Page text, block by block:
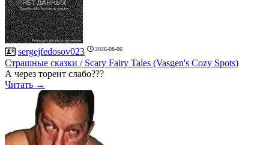
sergejfedosov023 2026-08-06
Страшные сказки / Scary Fairy Tales (Vasgen's Cozy Spots)
А через торент слабо???
Читать →